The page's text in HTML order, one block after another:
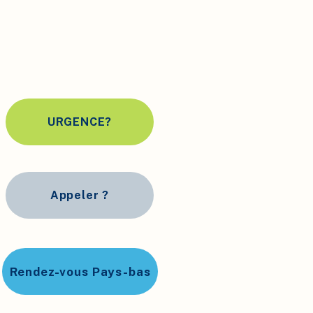
URGENCE?
Appeler ?
Rendez-vous Pays-bas